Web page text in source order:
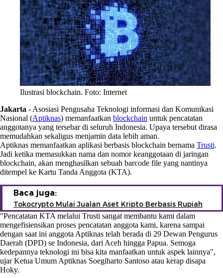
Ilustrasi blockchain. Foto: Internet
Jakarta - Asosiasi Pengusaha Teknologi informasi dan Komunikasi
Nasional (Aptiknas) memanfaatkan blockchain untuk pencatatan
anggotanya yang tersebar di seluruh Indonesia. Upaya tersebut dirasa
memudahkan sekaligus menjamin data lebih aman.
Aptiknas memanfaatkan aplikasi berbasis blockchain bernama Trusti.
Jadi ketika memasukkan nama dan nomor keanggotaan di jaringan
blockchain, akan menghasilkan sebuah barcode file yang nantinya
ditempel ke Kartu Tanda Anggota (KTA).
Baca juga:
Tokocrypto Mulai Jualan Aset Kripto Berbasis Rupiah
"Pencatatan KTA melalui Trusti sangat membantu kami dalam
mengefisiensikan proses pencatatan anggota kami, karena sampai
dengan saat ini anggota Aptiknas telah berada di 29 Dewan Pengurus
Daerah (DPD) se Indonesia, dari Aceh hingga Papua. Semoga
kedepannya teknologi ini bisa kita manfaatkan untuk aspek lainnya",
ujar Ketua Umum Aptiknas Soegiharto Santoso atau kerap disapa
Hoky.